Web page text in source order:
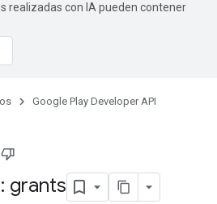
realizadas con IA pueden contener
Google Play Developer API
grants